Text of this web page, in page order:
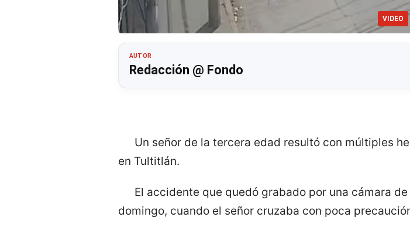
VIDEO
AUTOR
Redacción @ Fondo
Un señor de la tercera edad resultó con múltiples
en Tultitlán.
El accidente que quedó grabado por una cámara
domingo, cuando el señor cruzaba con poca